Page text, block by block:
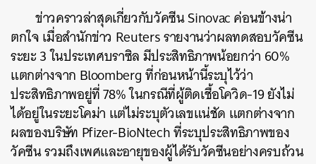
ข่าวคราวล่าสุดเกี่ยวกับวัคซีน Sinovac ค่อนข้างน่า
ตกใจ เมื่อสำนักข่าว Reuters รายงานว่าผลทดสอบวัคซีน
ระยะ 3 ในประเทศบราซิล มีประสิทธิภาพน้อยกว่า 60%
แตกต่างจาก Bloomberg ที่ก่อนหน้านี้ระบุไว้ว่า
ประสิทธิภาพอยู่ที่ 78% ในกรณีที่ผู้ติดเชื้อโควิด-19 ยังไม่
ได้อยู่ในระยะโคม่า แต่ไม่ระบุตัวเลขแน่ชัด แตกต่างจาก
ผลของบริษัท Pfizer-BioNtech ที่ระบุประสิทธิภาพของ
วัคซีน รวมถึงเพศและอายุของผู้ได้รับวัคซีนอย่างครบถ้วน